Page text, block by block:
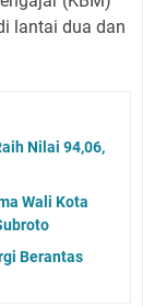
lantai dua dan
Nilai 94,06,
Wali Kota
Berantas